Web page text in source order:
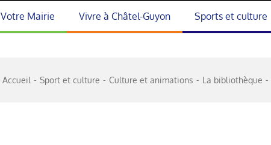
Votre Mairie Vivre à Châtel-Guyon Sports et culture
Accueil Sport et culture Culture et animations La bibliothèque